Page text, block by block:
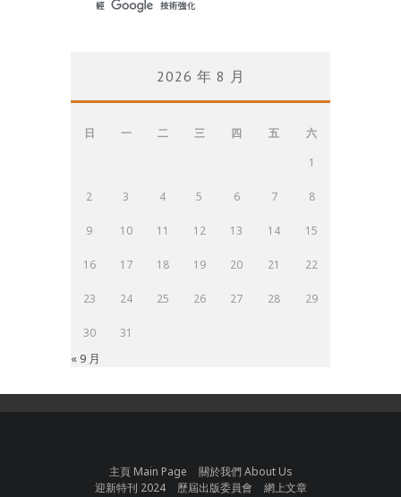
2026 年 8 月
日 一 二 三 四 五
六
1
2 3 4 5 6 7 8
9 10 11 12 13 14 15
16 17 18 19 20 21 22
23 24 25 26 27 28 29
30 31
« 9 月
主頁 Main Page
關於我們 About Us
迎新特刊 2024
歷屆出版委員會
網上文章